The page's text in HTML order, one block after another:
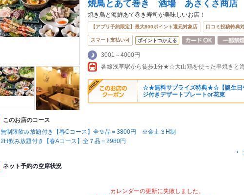
焼鳥とあて巻き 酒場 あさくさ商店
焼き鳥と海鮮あて巻き寿司が美味しいお店！
【アプリ予約限定】最大800ポイント還元対象店 口コミ投稿特典
スマート支払い可 ポイントつかえる
3001～4000円
☆★無料サプライズ特典★☆【誕生日
ジ付きデザートプレートor花束
このお店のコース
無制限飲み放題付き【春Cコース】全９品＝3800円 ※金土３H制
2H飲み放題付き【春Aコース】全７品＝2980円
ネット予約の空席状況
カレンダーの更新に失敗しました。